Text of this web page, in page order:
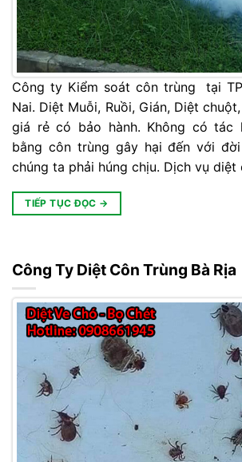
Công ty Kiểm soát côn trùng tại
Nai. Diệt Muỗi, Ruồi, Gián, Diệt
giá rẻ có bảo hành. Không có tác
bằng côn trùng gây hại đến với
chúng ta phải húng chịu. Dịch vụ
TIẾP TỤC ĐỌC →
Công Ty Diệt Côn Trùng Bà Rịa